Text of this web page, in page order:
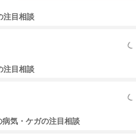
注目相談
もっと
注目相談
もっと
病気・ケガの注目相談